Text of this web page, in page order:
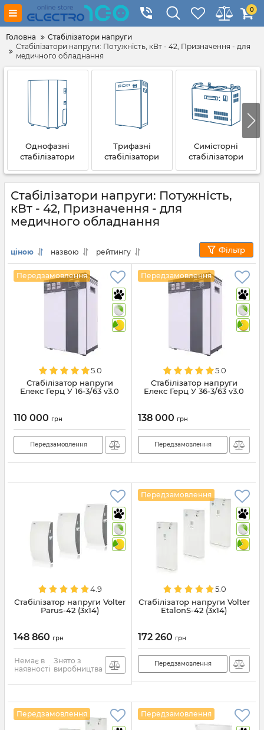
0
Головна
Стабілізатори напруги
Стабілізатори напруги: Потужність, кВт - 42, Призначення - для
медичного обладнання
Однофазні
стабілізатори
Трифазні
стабілізатори
Симісторні
стабілізатори
Стабілізатори напруги: Потужність,
кВт - 42, Призначення - для
медичного обладнання
ціною назвою рейтингу Фільтр
Передзамовлення
5.0
Стабілізатор напруги
Елекс Герц У 16-3/63 v3.0
110 000 грн
Передзамовлення
Передзамовлення
5.0
Стабілізатор напруги
Елекс Герц У 36-3/63 v3.0
138 000 грн
Передзамовлення
4.9
Стабілізатор напруги Volter
Parus-42 (3x14)
148 860 грн
Немає в
наявності
Знято з
виробництва
Передзамовлення
5.0
Стабілізатор напруги Volter
EtalonS-42 (3x14)
172 260 грн
Передзамовлення
Передзамовлення Передзамовлення